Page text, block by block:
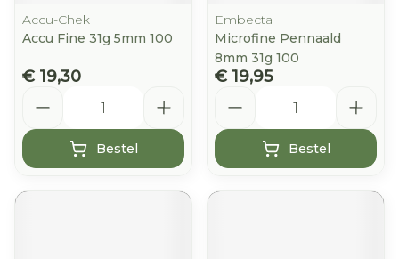
Accu-Chek
Accu Fine 31g 5mm 100
€ 19,30
Bestel
Embecta
Microfine Pennaald
8mm 31g 100
€ 19,95
Bestel